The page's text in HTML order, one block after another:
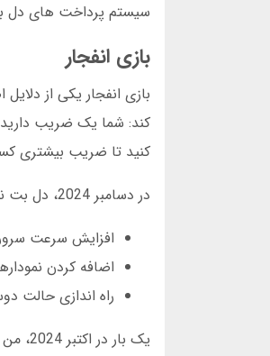
سیستم پرداخت های
بازی انفجار
بازی انفجار یکی از
کنید تا ضریب بیشتری
در دسامبر 2024، دل بت نسخه به روزرسانی شده ای از بازی انفجار را منتشر کرد. تغییرات شامل:
افزایش سرعت سرورها (زمان
اضافه کردن
راه اندازی حالت